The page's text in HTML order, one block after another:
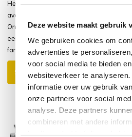
Deze website maakt gebruik
We gebruiken cookies om
advertenties te
voor social media te bieden
websiteverkeer te
informatie over uw gebruik
onze partners voor social
analyse. Deze partners
combineren met andere
Het buiten eten is een heerlijk
avontuur geworden.
Onze hele achtertuin heeft hierdoor
een upgrade gekregen. In 1 woord
fantastisch!
Schrijf je eigen review